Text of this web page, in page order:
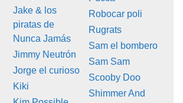
Jake & los
piratas de
Nunca Jamás
Jimmy Neutrón
Jorge el curioso
Kiki
Robocar poli
Rugrats
Sam el bombero
Sam Sam
Scooby Doo
Shimmer And